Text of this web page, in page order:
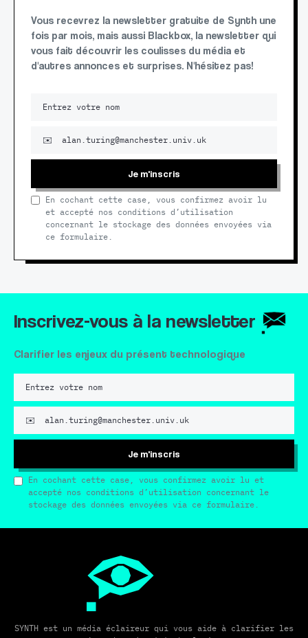
Vous recevrez la newsletter gratuite de Synth une
fois par mois, mais aussi Blackbox, la newsletter qui
vous fait découvrir les coulisses du média et
d'autres annonces et surprises. N'hésitez pas!
Je m'inscris
En cochant cette case, vous confirmez avoir lu
et accepté nos conditions d’utilisation
concernant le stockage des données envoyées via
ce formulaire.
Inscrivez-vous à la newsletter
Clarifier les enjeux du présent technologique
Je m'inscris
En cochant cette case, vous confirmez avoir lu et
accepté nos conditions d’utilisation concernant le
stockage des données envoyées via ce formulaire.
SYNTH est un média éclaireur qui vous aide à clarifier les